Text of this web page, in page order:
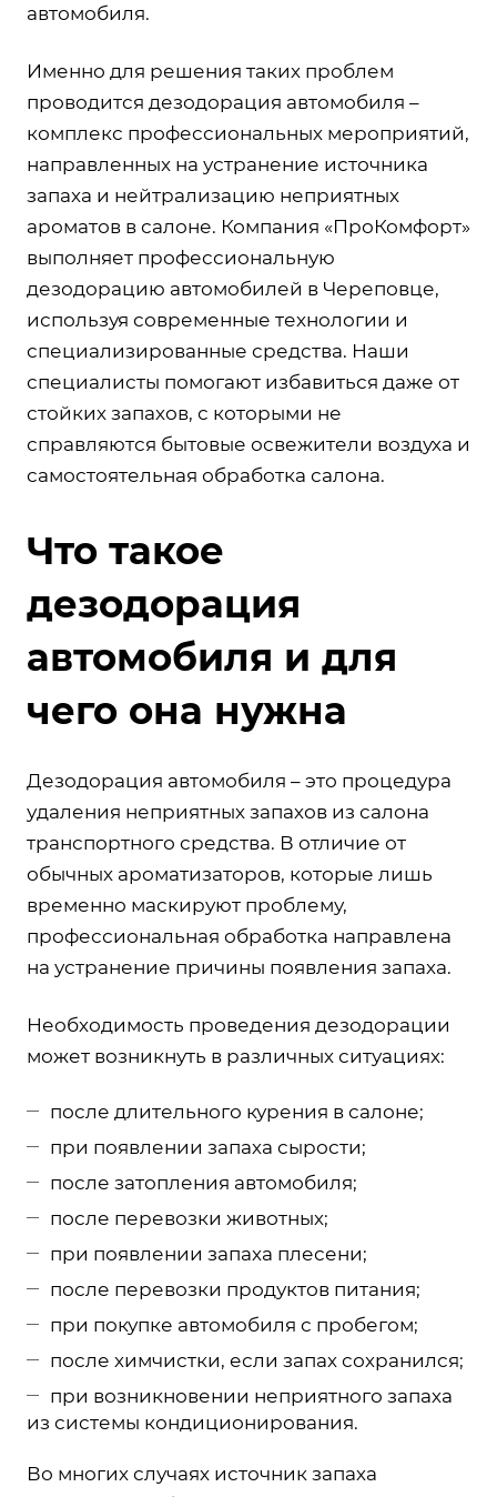
автомобиля.
Именно для решения таких проблем
проводится дезодорация автомобиля –
комплекс профессиональных мероприятий,
направленных на устранение источника
запаха и нейтрализацию неприятных
ароматов в салоне. Компания «ПроКомфорт»
выполняет профессиональную
дезодорацию автомобилей в Череповце,
используя современные технологии и
специализированные средства. Наши
специалисты помогают избавиться даже от
стойких запахов, с которыми не
справляются бытовые освежители воздуха и
самостоятельная обработка салона.
Что такое
дезодорация
автомобиля и для
чего она нужна
Дезодорация автомобиля – это процедура
удаления неприятных запахов из салона
транспортного средства. В отличие от
обычных ароматизаторов, которые лишь
временно маскируют проблему,
профессиональная обработка направлена
на устранение причины появления запаха.
Необходимость проведения дезодорации
может возникнуть в различных ситуациях:
после длительного курения в салоне;
при появлении запаха сырости;
после затопления автомобиля;
после перевозки животных;
при появлении запаха плесени;
после перевозки продуктов питания;
при покупке автомобиля с пробегом;
после химчистки, если запах сохранился;
при возникновении неприятного запаха
из системы кондиционирования.
Во многих случаях источник запаха